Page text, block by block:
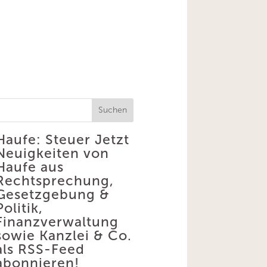
Suchen
Steuer Jetzt
von
aus
&
Kanzlei & Co.
RSS-Feed